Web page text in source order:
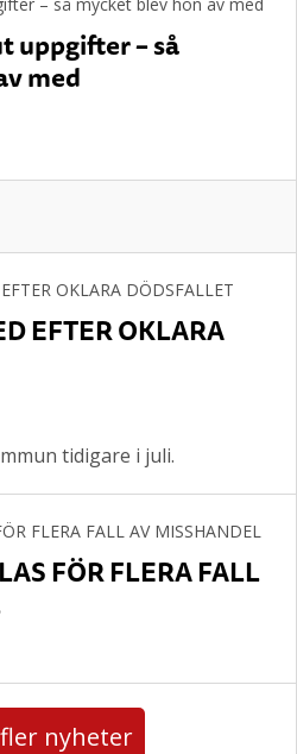
uppgifter – så
med
EFTER OKLARA
tidigare i juli.
FÖR FLERA FALL
nyheter